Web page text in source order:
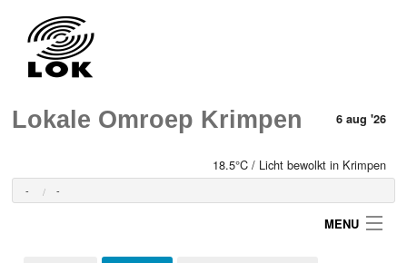
Lokale Omroep Krimpen 6 aug '26
18.5°C / Licht bewolkt in Krimpen
- -
MENU